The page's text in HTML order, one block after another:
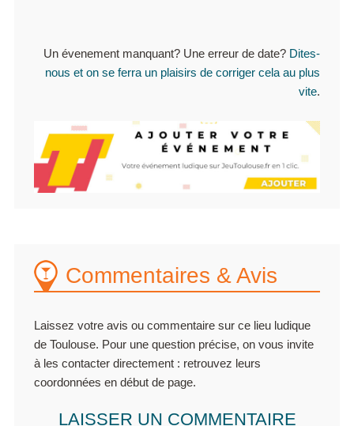
Un évenement manquant? Une erreur de date? Dites-
nous et on se ferra un plaisirs de corriger cela au plus
vite.
Commentaires & Avis
Laissez votre avis ou commentaire sur ce lieu ludique
de Toulouse. Pour une question précise, on vous invite
à les contacter directement : retrouvez leurs
coordonnées en début de page.
LAISSER UN COMMENTAIRE